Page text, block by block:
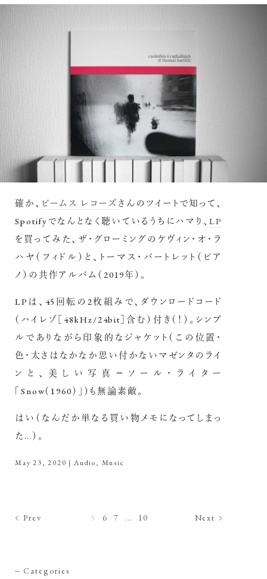
確か、 ビームス レコーズ さんのツイートで知って、
Spotifyでなんとなく聴いているうちにハマり、LP
を買ってみた、ザ・グローミングのケヴィン・オ・ラ
ハヤ（フィドル）と、トーマス・バートレット（ピア
ノ）の共作アルバム（2019年）。
LPは、45回転の2枚組みで、ダウンロードコード
（ハイレゾ［48kHz/24bit］含む）付き（！）。シンプ
ルでありながら印象的なジャケット（この位置・
色・太さはなかなか思い付かないマゼンタのライ
ンと、美しい写真＝ソール・ライター
「Snow（1960）」）も無論素敵。
はい（なんだか単なる買い物メモになってしまっ
た…）。
May 23, 2020 |Audio, Music
Prev 5 6 7 10 Next
Categories